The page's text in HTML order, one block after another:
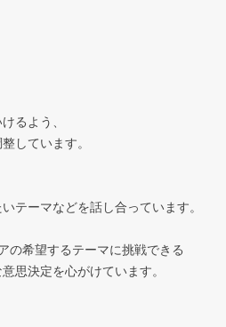
るよう、
しています。
テーマなどを話し合っています。
の希望するテーマに挑戦できる
思決定を心がけています。